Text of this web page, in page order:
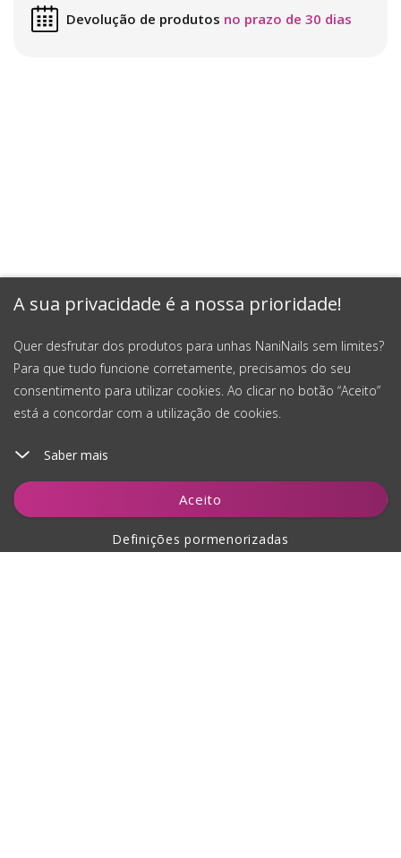
A sua privacidade é a nossa prioridade!
Quer desfrutar dos produtos para unhas NaniNails sem limites?
Para que tudo funcione corretamente, precisamos do seu
consentimento para utilizar cookies. Ao clicar no botão “Aceito”
está a concordar com a utilização de cookies.
Saber mais
Aceito
Definições pormenorizadas
Adicionar ao carrinho
Devolução de produtos no prazo de 30 dias